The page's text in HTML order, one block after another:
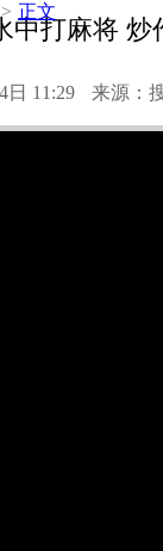
> 正文
中打麻将 炒
日 11:29 来源：